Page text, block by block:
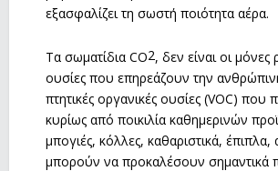
εξασφαλίζει τη σωστή ποιότητα αέρα.
Τα σωματίδια CO2, δεν είναι οι
ουσίες που επηρεάζουν την
πτητικές οργανικές ουσίες (VOC) που
κυρίως από ποικιλία καθημερινών
μπογιές, κόλλες, καθαριστικά, έπιπλα,
μπορούν να προκαλέσουν σημαντικά